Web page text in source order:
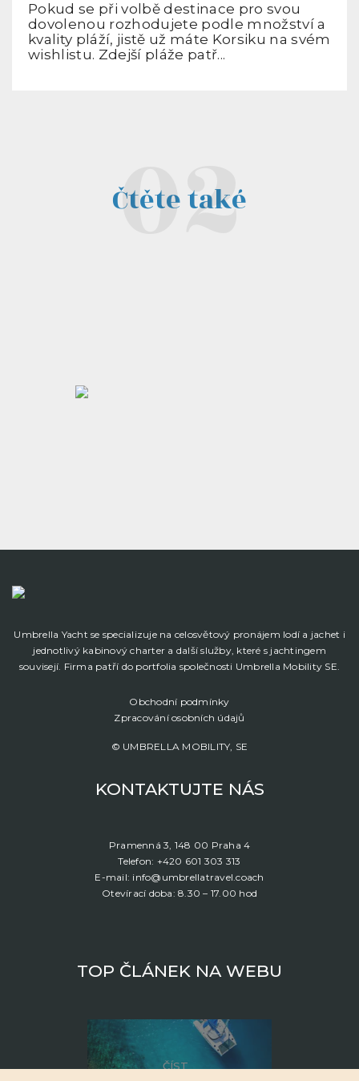
Pokud se při volbě destinace pro svou
dovolenou rozhodujete podle množství a
kvality pláží, jistě už máte Korsiku na svém
wishlistu. Zdejší pláže patř...
Čtěte také
Umbrella Yacht se specializuje na celosvětový pronájem lodí a jachet i
jednotlivý kabinový charter a další služby, které s jachtingem
souvisejí. Firma patří do portfolia společnosti Umbrella Mobility SE.
Obchodní podmínky
Zpracování osobních údajů
© UMBRELLA MOBILITY, SE
KONTAKTUJTE NÁS
Pramenná 3, 148 00 Praha 4
Telefon: +420 601 303 313
E-mail: info@umbrellatravel.coach
Otevírací doba: 8.30 – 17.00 hod
TOP ČLÁNEK NA WEBU
ČÍST